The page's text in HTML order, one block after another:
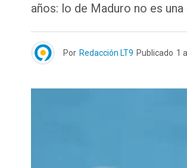
años: lo de Maduro no es
Por Redacción LT9 Publicado 1